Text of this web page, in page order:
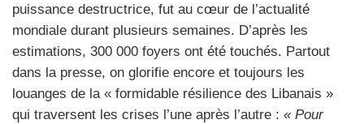
puissance destructrice, fut au cœur de l’actualité
mondiale durant plusieurs semaines. D’après les
estimations, 300 000 foyers ont été touchés. Partout
dans la presse, on glorifie encore et toujours les
louanges de la « formidable résilience des Libanais »
qui traversent les crises l’une après l’autre : « Pour